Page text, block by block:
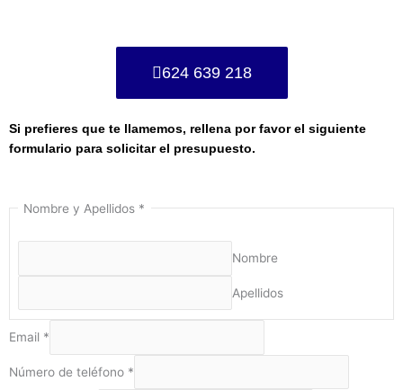
624 639 218
Si prefieres que te llamemos, rellena por favor el siguiente
formulario para solicitar el presupuesto.
Nombre y Apellidos *
Nombre
Apellidos
Email *
Número de teléfono *